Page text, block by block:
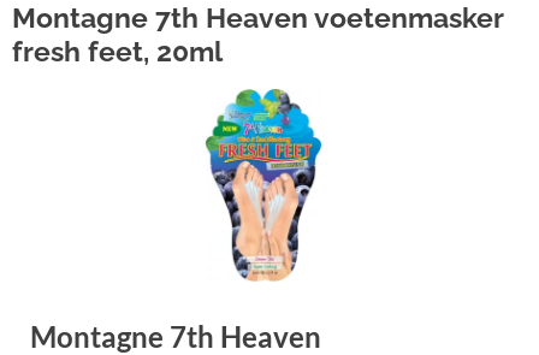
Montagne 7th Heaven voetenmasker
fresh feet, 20ml
Montagne 7th Heaven